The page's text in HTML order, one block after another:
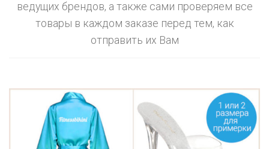
ведущих брендов, а также сами проверяем все
товары в каждом заказе перед тем, как
отправить их Вам